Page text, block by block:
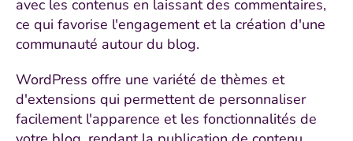
avec les contenus en laissant des commentaires,
ce qui favorise l'engagement et la création d'une
communauté autour du blog.
WordPress offre une variété de thèmes et
d'extensions qui permettent de personnaliser
facilement l'apparence et les fonctionnalités de